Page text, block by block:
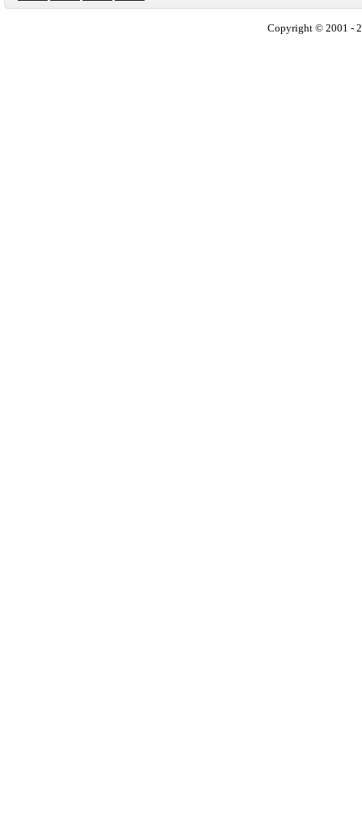
Copyright © 2001 -